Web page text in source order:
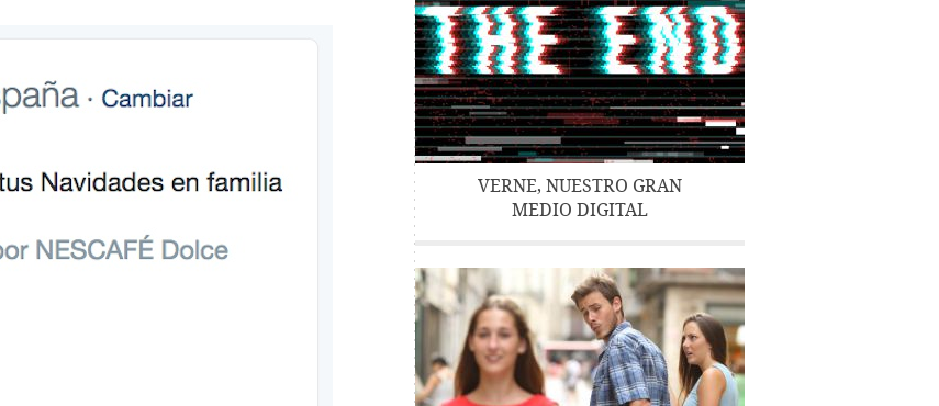
VERNE, NUESTRO GRAN
MEDIO DIGITAL